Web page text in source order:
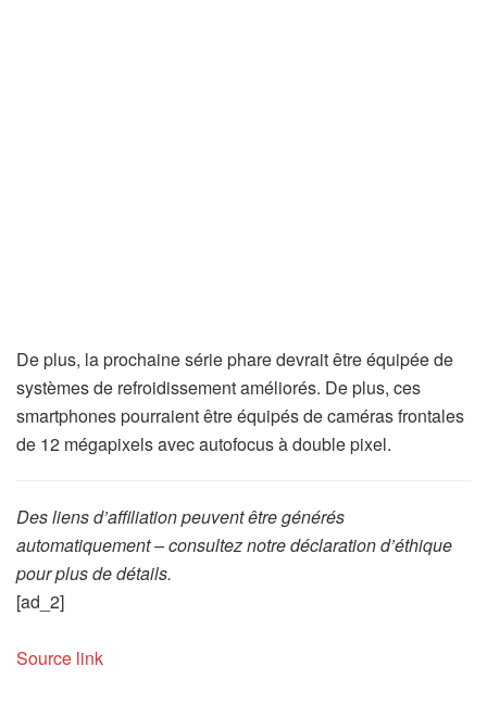
De plus, la prochaine série phare devrait être équipée de
systèmes de refroidissement améliorés. De plus, ces
smartphones pourraient être équipés de caméras frontales
de 12 mégapixels avec autofocus à double pixel.
Des liens d’affiliation peuvent être générés
automatiquement – consultez notre déclaration d’éthique
pour plus de détails.
[ad_2]
Source link